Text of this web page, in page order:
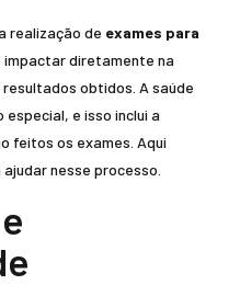
realização de exames para
impactar diretamente na
obtidos. A saúde
e isso inclui a
feitos os exames. Aqui
nesse processo.